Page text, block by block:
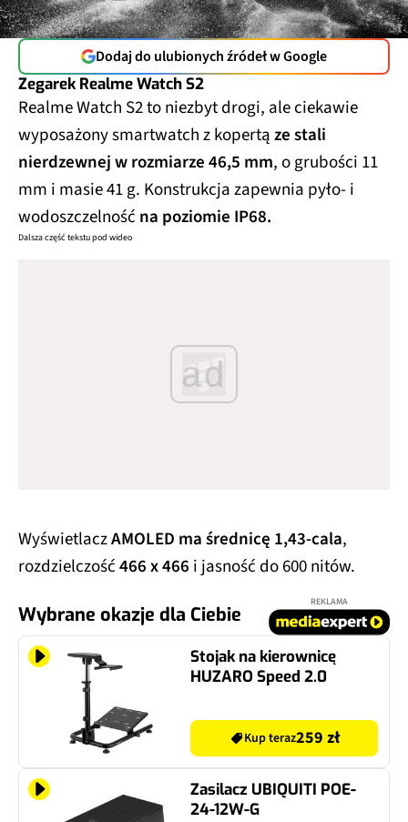
Dodaj do ulubionych źródeł w Google
Zegarek Realme Watch S2
Realme Watch S2 to niezbyt drogi, ale ciekawie
wyposażony smartwatch z kopertąze stali
nierdzewnej w rozmiarze 46,5 mm, o grubości 11
mm i masie 41 g. Konstrukcja zapewnia pyło- i
wodoszczelność na poziomie IP68.
Dalsza część tekstu pod wideo
ad
WyświetlaczAMOLED ma średnicę 1,43-cala,
rozdzielczość466 x 466 i jasność do 600 nitów.
Wybrane okazje dla Ciebie
REKLAMA
Stojak na kierownicę
HUZARO Speed 2.0
Kup teraz259 zł
Zasilacz UBIQUITI POE-
24-12W-G